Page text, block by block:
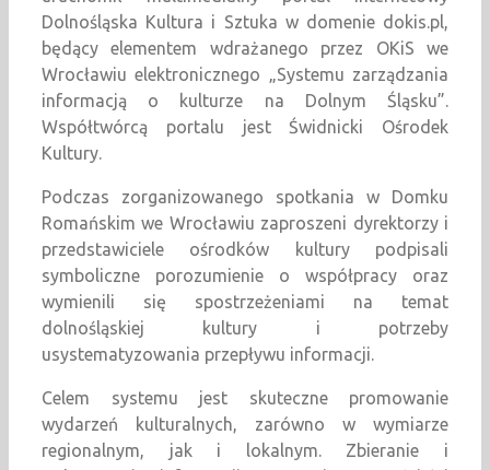
Dolnośląska Kultura i Sztuka w domenie dokis.pl,
będący elementem wdrażanego przez OKiS we
Wrocławiu elektronicznego „Systemu zarządzania
informacją o kulturze na Dolnym Śląsku”.
Współtwórcą portalu jest Świdnicki Ośrodek
Kultury.
Podczas zorganizowanego spotkania w Domku
Romańskim we Wrocławiu zaproszeni dyrektorzy i
przedstawiciele ośrodków kultury podpisali
symboliczne porozumienie o współpracy oraz
wymienili się spostrzeżeniami na temat
dolnośląskiej kultury i potrzeby
usystematyzowania przepływu informacji.
Celem systemu jest skuteczne promowanie
wydarzeń kulturalnych, zarówno w wymiarze
regionalnym, jak i lokalnym. Zbieranie i